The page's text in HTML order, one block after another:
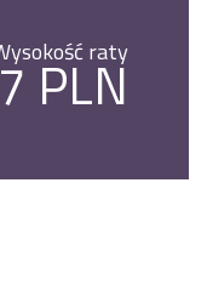
raty
PLN